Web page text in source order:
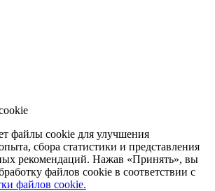
файлы cookie для улучшения
сбора статистики и представления
рекомендаций. Нажав «Принять», вы
файлов cookie в соответствии с
файлов cookie.